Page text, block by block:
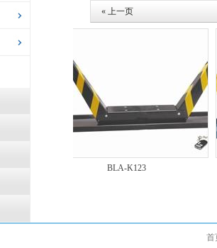
« 上一页
BLA-K123
首页 | 关于我们